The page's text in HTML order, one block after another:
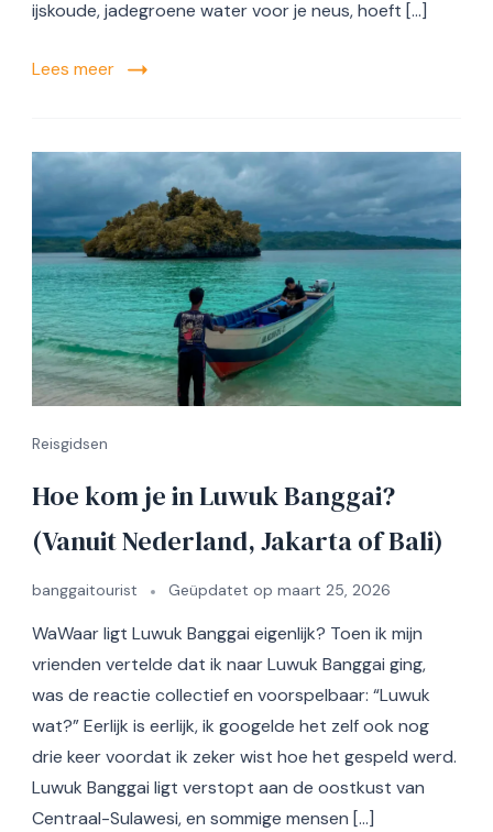
ijskoude, jadegroene water voor je neus, hoeft […]
Lees meer
Reisgidsen
Hoe kom je in Luwuk Banggai?
(Vanuit Nederland, Jakarta of Bali)
banggaitourist Geüpdatet op maart 25, 2026
WaWaar ligt Luwuk Banggai eigenlijk? Toen ik mijn
vrienden vertelde dat ik naar Luwuk Banggai ging,
was de reactie collectief en voorspelbaar: “Luwuk
wat?” Eerlijk is eerlijk, ik googelde het zelf ook nog
drie keer voordat ik zeker wist hoe het gespeld werd.
Luwuk Banggai ligt verstopt aan de oostkust van
Centraal-Sulawesi, en sommige mensen […]